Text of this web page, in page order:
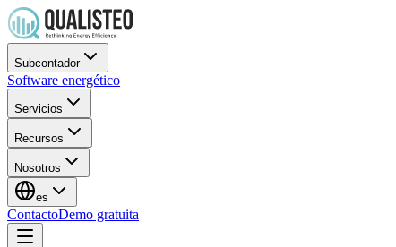
Subcontador
Software energético
Servicios
Recursos
Nosotros
es
ContactoDemo gratuita